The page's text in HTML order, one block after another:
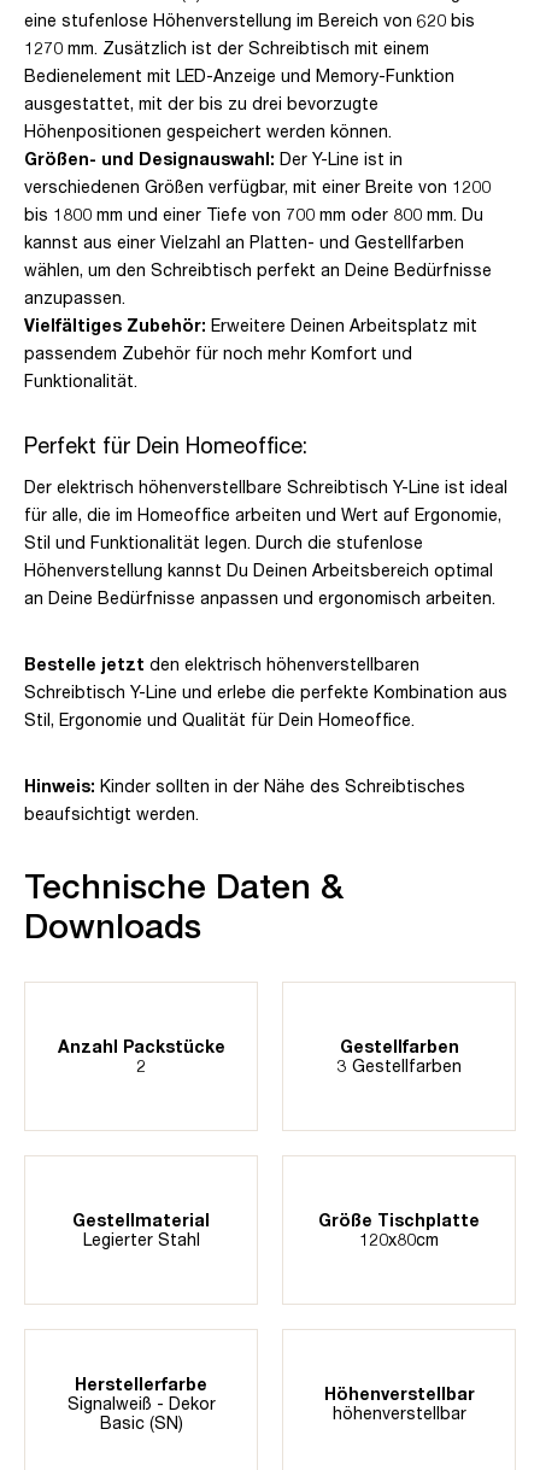
eine stufenlose Höhenverstellung im Bereich von 620 bis
1270 mm. Zusätzlich ist der Schreibtisch mit einem
Bedienelement mit LED-Anzeige und Memory-Funktion
ausgestattet, mit der bis zu drei bevorzugte
Höhenpositionen gespeichert werden können.
Größen- und Designauswahl: Der Y-Line ist in
verschiedenen Größen verfügbar, mit einer Breite von 1200
bis 1800 mm und einer Tiefe von 700 mm oder 800 mm. Du
kannst aus einer Vielzahl an Platten- und Gestellfarben
wählen, um den Schreibtisch perfekt an Deine Bedürfnisse
anzupassen.
Vielfältiges Zubehör: Erweitere Deinen Arbeitsplatz mit
passendem Zubehör für noch mehr Komfort und
Funktionalität.
Perfekt für Dein Homeoffice:
Der elektrisch höhenverstellbare Schreibtisch Y-Line ist ideal
für alle, die im Homeoffice arbeiten und Wert auf Ergonomie,
Stil und Funktionalität legen. Durch die stufenlose
Höhenverstellung kannst Du Deinen Arbeitsbereich optimal
an Deine Bedürfnisse anpassen und ergonomisch arbeiten.
Bestelle jetzt den elektrisch höhenverstellbaren
Schreibtisch Y-Line und erlebe die perfekte Kombination aus
Stil, Ergonomie und Qualität für Dein Homeoffice.
Hinweis: Kinder sollten in der Nähe des Schreibtisches
beaufsichtigt werden.
Technische Daten &
Downloads
Anzahl Packstücke
2
Gestellfarben
3 Gestellfarben
Gestellmaterial
Legierter Stahl
Größe Tischplatte
120x80cm
Herstellerfarbe
Signalweiß - Dekor
Basic (SN)
Höhenverstellbar
höhenverstellbar